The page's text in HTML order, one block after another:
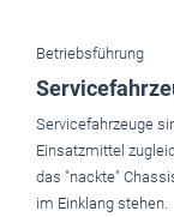
im Einklang stehen.
Juni 2026